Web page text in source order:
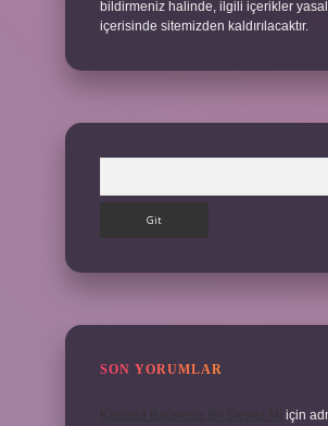
bildirmeniz halinde, ilgili içerikler
içerisinde sitemizden kaldırılacaktır.
SON YORUMLAR
için